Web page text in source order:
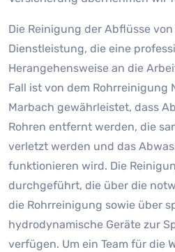
Die Reinigung der Abflüsse
Dienstleistung, die eine
Herangehensweise an die
Fall ist von dem Rohrreinigung
Marbach gewährleistet, dass
Rohren entfernt werden, die
verletzt werden und das
funktionieren wird. Die
durchgeführt, die über die
die Rohrreinigung sowie über
hydrodynamische Geräte zur
verfügen. Um ein Team für die